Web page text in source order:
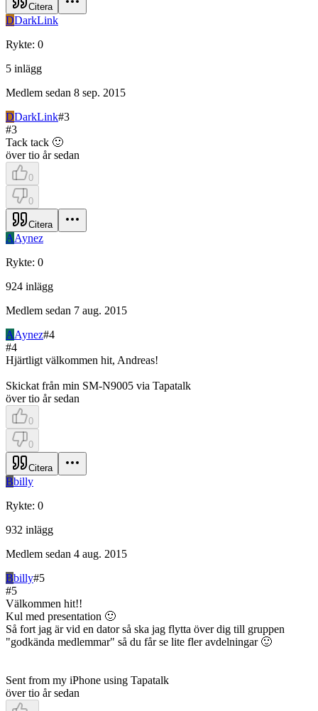
Citera
DDarkLink
Rykte: 0
5 inlägg
Medlem sedan 8 sep. 2015
DDarkLink#3
#3
Tack tack 🙂
över tio år sedan
0
0
Citera
AAynez
Rykte: 0
924 inlägg
Medlem sedan 7 aug. 2015
AAynez#4
#4
Hjärtligt välkommen hit, Andreas!
Skickat från min SM-N9005 via Tapatalk
över tio år sedan
0
0
Citera
Bbilly
Rykte: 0
932 inlägg
Medlem sedan 4 aug. 2015
Bbilly#5
#5
Välkommen hit!!
Kul med presentation 🙂
Så fort jag är vid en dator så ska jag flytta över dig till gruppen
"godkända medlemmar" så du får se lite fler avdelningar 🙂
Sent from my iPhone using Tapatalk
över tio år sedan